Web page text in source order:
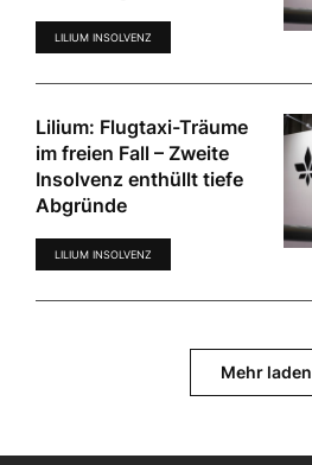
LILIUM INSOLVENZ
Lilium: Flugtaxi-Träume
im freien Fall – Zweite
Insolvenz enthüllt tiefe
Abgründe
LILIUM INSOLVENZ
Mehr laden